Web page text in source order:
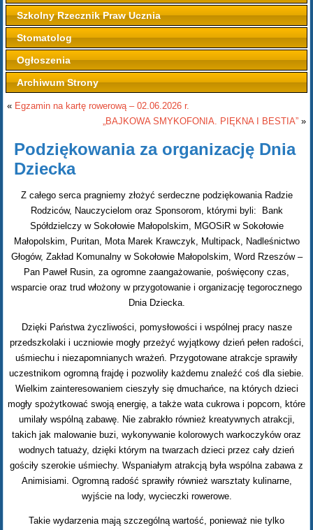
Szkolny Rzecznik Praw Ucznia
Stomatolog
Ogłoszenia
Archiwum Strony
« Egzamin na kartę rowerową – 02.06.2026 r.
„BAJKOWA SMYKOFONIA. PIĘKNA I BESTIA”»
Podziękowania za organizację Dnia
Dziecka
Z całego serca pragniemy złożyć serdeczne podziękowania Radzie
Rodziców, Nauczycielom oraz Sponsorom, którymi byli: Bank
Spółdzielczy w Sokołowie Małopolskim, MGOSiR w Sokołowie
Małopolskim, Puritan, Mota Marek Krawczyk, Multipack, Nadleśnictwo
Głogów, Zakład Komunalny w Sokołowie Małopolskim, Word Rzeszów –
Pan Paweł Rusin, za ogromne zaangażowanie, poświęcony czas,
wsparcie oraz trud włożony w przygotowanie i organizację tegorocznego
Dnia Dziecka.
Dzięki Państwa życzliwości, pomysłowości i wspólnej pracy nasze
przedszkolaki i uczniowie mogły przeżyć wyjątkowy dzień pełen radości,
uśmiechu i niezapomnianych wrażeń. Przygotowane atrakcje sprawiły
uczestnikom ogromną frajdę i pozwoliły każdemu znaleźć coś dla siebie.
Wielkim zainteresowaniem cieszyły się dmuchańce, na których dzieci
mogły spożytkować swoją energię, a także wata cukrowa i popcorn, które
umilały wspólną zabawę. Nie zabrakło również kreatywnych atrakcji,
takich jak malowanie buzi, wykonywanie kolorowych warkoczyków oraz
wodnych tatuaży, dzięki którym na twarzach dzieci przez cały dzień
gościły szerokie uśmiechy. Wspaniałym atrakcją była wspólna zabawa z
Animisiami. Ogromną radość sprawiły również warsztaty kulinarne,
wyjście na lody, wycieczki rowerowe.
Takie wydarzenia mają szczególną wartość, ponieważ nie tylko